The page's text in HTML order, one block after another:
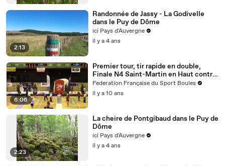
2:13
Randonnée de Jassy - La Godivelle
dans le Puy de Dôme
ici Pays d'Auvergne
il y a 4 ans
6:06
Premier tour, tir rapide en double,
Finale N4 Saint-Martin en Haut contre
Le Puy, Sport Boules, Clermont-
Ferrand 2016
Federation Française du Sport Boules
il y a 10 ans
2:23
La cheire de Pontgibaud dans le Puy de
Dôme
ici Pays d'Auvergne
il y a 4 ans